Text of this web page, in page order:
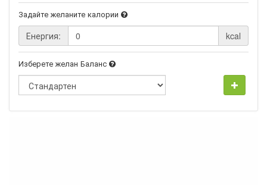
Задайте желаните калории
Енергия: kcal
Изберете желан Баланс